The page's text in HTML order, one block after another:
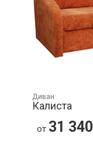
Диван
Калиста
от 31 340